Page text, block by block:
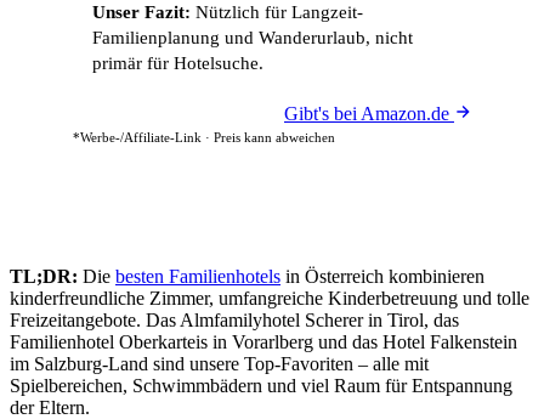
Unser Fazit: Nützlich für Langzeit-
Familienplanung und Wanderurlaub, nicht
primär für Hotelsuche.
Gibt's bei Amazon.de
*Werbe-/Affiliate-Link · Preis kann abweichen
TL;DR: Die besten Familienhotels in Österreich kombinieren
kinderfreundliche Zimmer, umfangreiche Kinderbetreuung und tolle
Freizeitangebote. Das Almfamilyhotel Scherer in Tirol, das
Familienhotel Oberkarteis in Vorarlberg und das Hotel Falkenstein
im Salzburg-Land sind unsere Top-Favoriten – alle mit
Spielbereichen, Schwimmbädern und viel Raum für Entspannung
der Eltern.